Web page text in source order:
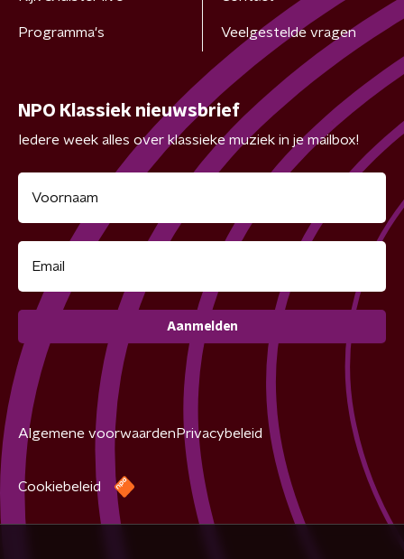
Programma's Veelgestelde vragen
NPO Klassiek nieuwsbrief
Iedere week alles over klassieke muziek in je mailbox!
Aanmelden
Algemene voorwaarden Privacybeleid
Cookiebeleid